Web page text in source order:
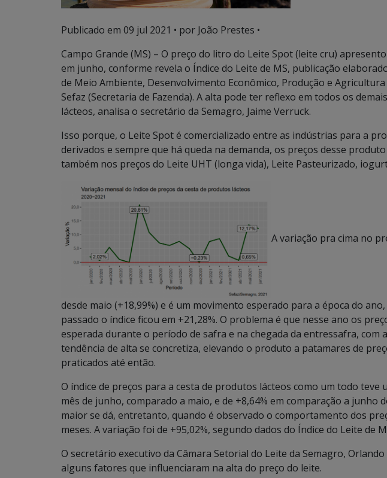
Publicado em 09 jul 2021 • por João Prestes •
Campo Grande (MS) – O preço do litro do Leite Spot (leite cru)
em junho, conforme revela o Índice do Leite de MS, publicação
de Meio Ambiente, Desenvolvimento Econômico, Produção e
Sefaz (Secretaria de Fazenda). A alta pode ter reflexo em todos os
lácteos, analisa o secretário da Semagro, Jaime Verruck.
Isso porque, o Leite Spot é comercializado entre as indústrias para a
derivados e sempre que há queda na demanda, os preços desse
também nos preços do Leite UHT (longa vida), Leite Pasteurizado,
A variação pra cima no
desde maio (+18,99%) e é um movimento esperado para a época do
passado o índice ficou em +21,28%. O problema é que nesse ano os
esperada durante o período de safra e na chegada da entressafra, com
tendência de alta se concretiza, elevando o produto a patamares de
praticados até então.
O índice de preços para a cesta de produtos lácteos como um todo teve
mês de junho, comparado a maio, e de +8,64% em comparação a junho
maior se dá, entretanto, quando é observado o comportamento dos
meses. A variação foi de +95,02%, segundo dados do Índice do Leite de
O secretário executivo da Câmara Setorial do Leite da Semagro,
alguns fatores que influenciaram na alta do preço do leite.